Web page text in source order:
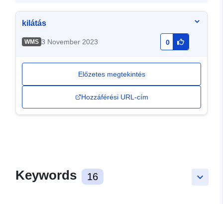
kilátás
WMS 3 November 2023 0
Előzetes megtekintés
Hozzáférési URL-cím
keyboard_arrow_down
Keywords 16